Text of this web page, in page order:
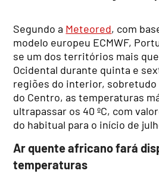
Segundo a Meteored, com
modelo europeu ECMWF,
se um dos territórios mais
Ocidental durante quinta e
regiões do interior, sobretudo
do Centro, as temperaturas
ultrapassar os 40 ºC, com
do habitual para o início de
Ar quente africano fará
temperaturas